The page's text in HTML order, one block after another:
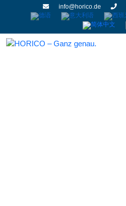
info@horico.de